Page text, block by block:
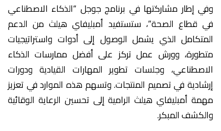
وفي إطار مشاركتها في برنامج جوجل “الذكاء الاصطناعي
في قطاع الصحة”، ستستفيد أمبليفاي هيلث من الدعم
المتكامل الذي يشمل الوصول إلى أدوات واستراتيجيات
متطورة، وورش عمل تركز على أفضل ممارسات الذكاء
الاصطناعي، وجلسات تطوير المهارات القيادية ودورات
إرشادية في تصميم المنتجات. وتسهم هذه الموارد في تعزيز
مهمة أمبليفاي هيلث الرامية إلى تحسين الرعاية الوقائية
والكشف المبكر.